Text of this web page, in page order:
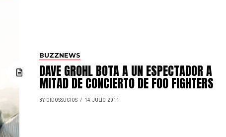
BUZZNEWS
DAVE GROHL BOTA A UN ESPECTADOR A
MITAD DE CONCIERTO DE FOO FIGHTERS
BY OIDOSSUCIOS 14 JULIO 2011